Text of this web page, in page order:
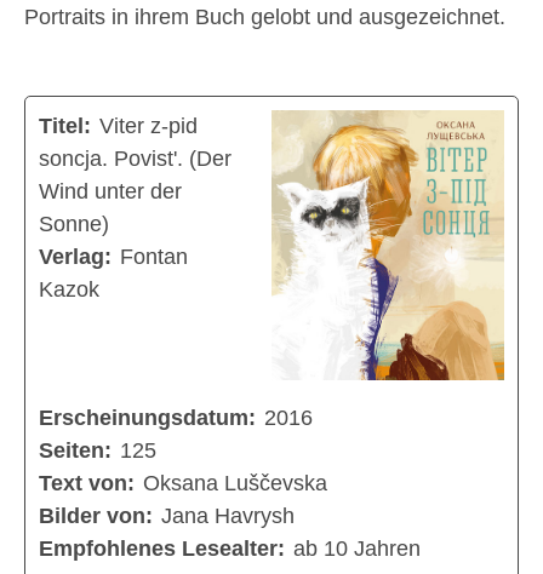
Portraits in ihrem Buch gelobt und ausgezeichnet.
Titel: Viter z-pid
soncja. Povist'. (Der
Wind unter der
Sonne)
Verlag: Fontan
Kazok
Erscheinungsdatum: 2016
Seiten: 125
Text von: Oksana Luščevska
Bilder von: Jana Havrysh
Empfohlenes Lesealter: ab 10 Jahren